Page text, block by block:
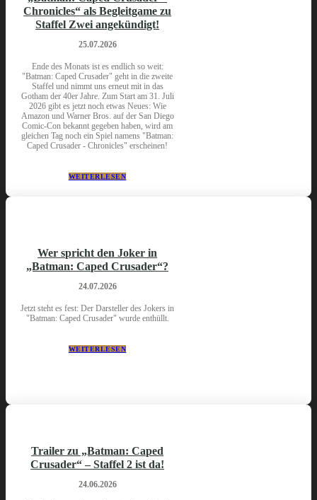
Chronicles“ als Begleitgame zu
Staffel Zwei angekündigt!
25.07.2026
Ende des Monats ist es endlich so weit:
"Batman: Caped Crusader" geht in die zweite
Staffel und nimmt uns erneut mit in das
Gotham der 40er Jahre. Zum Start am 31. Juli
2026 gibt es jetzt noch etwas Neues: Wie
Amazon und Warner Bros. auf der San Diego
Comic-Con bekannt gegeben haben, wird am
gleichen Tag noch ein Spiel namens "Batman:
Caped Crusader - Chronicles" erscheinen!
WEITERLESEN
Wer spricht den Joker in
„Batman: Caped Crusader“?
24.07.2026
Jetzt steht es fest: Der Darsteller des Jokers in
"Batman: Caped Crusader" wurde enthüllt.
WEITERLESEN
Trailer zu „Batman: Caped
Crusader“ – Staffel 2 ist da!
24.06.2026